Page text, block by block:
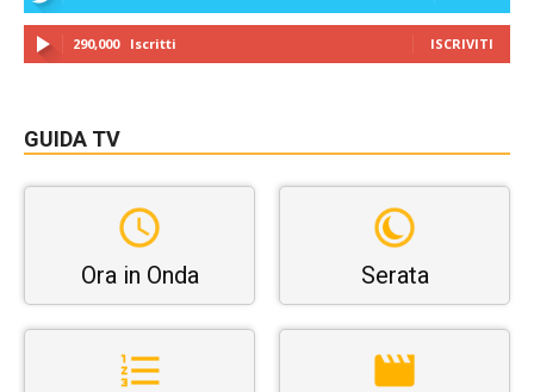
290,000 Iscritti ISCRIVITI
GUIDA TV
Ora in Onda Serata